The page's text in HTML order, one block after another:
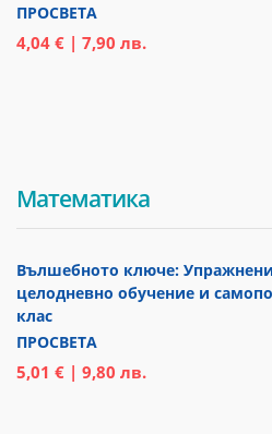
ПРОСВЕТА
4,04 € | 7,90 лв.
Математика
Вълшебното ключе:
целодневно обучение и
клас
ПРОСВЕТА
5,01 € | 9,80 лв.